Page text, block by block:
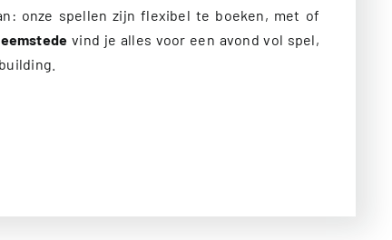
onze spellen zijn flexibel te boeken, met of
vind je alles voor een avond vol spel,